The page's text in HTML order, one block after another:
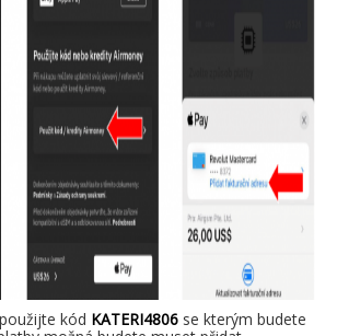
kód KATERI4806 se kterým budete